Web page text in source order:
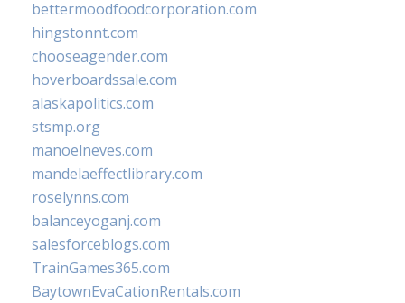
bettermoodfoodcorporation.com
hingstonnt.com
chooseagender.com
hoverboardssale.com
alaskapolitics.com
stsmp.org
manoelneves.com
mandelaeffectlibrary.com
roselynns.com
balanceyoganj.com
salesforceblogs.com
TrainGames365.com
BaytownEvaCationRentals.com